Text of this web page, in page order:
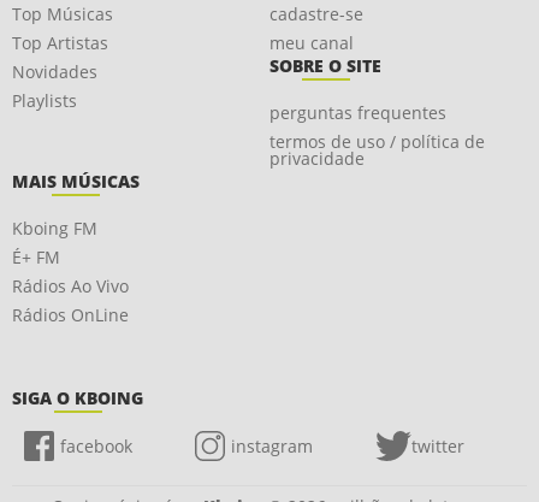
Top Músicas
Top Artistas
Novidades
Playlists
cadastre-se
meu canal
SOBRE O SITE
perguntas frequentes
termos de uso / política de
privacidade
MAIS MÚSICAS
Kboing FM
É+ FM
Rádios Ao Vivo
Rádios OnLine
SIGA O KBOING
facebook instagram twitter